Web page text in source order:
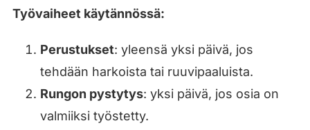
Työvaiheet käytännössä:
Perustukset: yleensä yksi päivä, jos
tehdään harkoista tai ruuvipaaluista.
Rungon pystytys: yksi päivä, jos osia on
valmiiksi työstetty.